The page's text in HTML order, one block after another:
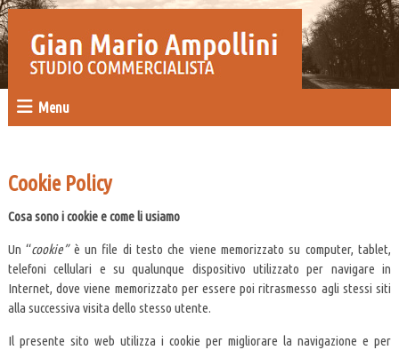
Menu
Cookie Policy
Cosa sono i cookie e come li usiamo
Un “cookie” è un file di testo che viene memorizzato su computer, tablet,
telefoni cellulari e su qualunque dispositivo utilizzato per navigare in
Internet, dove viene memorizzato per essere poi ritrasmesso agli stessi siti
alla successiva visita dello stesso utente.
Il presente sito web utilizza i cookie per migliorare la navigazione e per